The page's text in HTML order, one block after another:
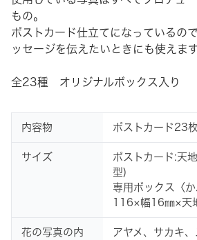
もの。
ポストカード仕立てになっているの
ッセージを伝えたいときにも使えます
全23種 オリジナルボックス入り
内容物 ポストカード23
サイズ
ポストカード:天
型)
専用ボックス〈
116×幅16㎜×天
花の写真の内
アヤメ、サカキ